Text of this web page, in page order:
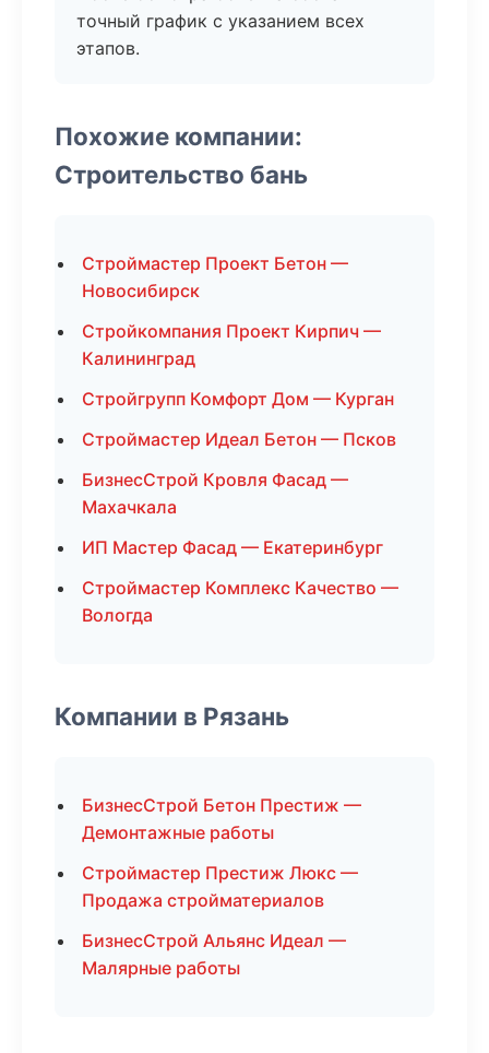
точный график с указанием всех
этапов.
Похожие компании:
Строительство бань
Строймастер Проект Бетон —
Новосибирск
Стройкомпания Проект Кирпич —
Калининград
Стройгрупп Комфорт Дом — Курган
Строймастер Идеал Бетон — Псков
БизнесСтрой Кровля Фасад —
Махачкала
ИП Мастер Фасад — Екатеринбург
Строймастер Комплекс Качество —
Вологда
Компании в Рязань
БизнесСтрой Бетон Престиж —
Демонтажные работы
Строймастер Престиж Люкс —
Продажа стройматериалов
БизнесСтрой Альянс Идеал —
Малярные работы